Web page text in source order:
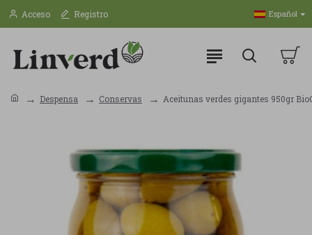
Acceso Registro Español
Despensa Conservas Aceitunas verdes gigantes 950gr